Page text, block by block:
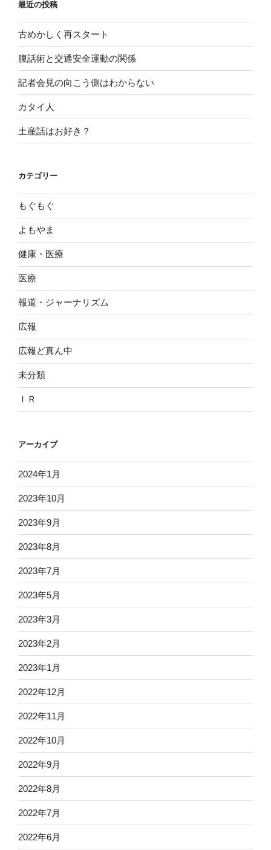
最近の投稿
古めかしく再スタート
腹話術と交通安全運動の関係
記者会見の向こう側はわからない
カタイ人
土産話はお好き？
カテゴリー
もぐもぐ
よもやま
健康・医療
医療
報道・ジャーナリズム
広報
広報ど真ん中
未分類
ＩＲ
アーカイブ
2024年1月
2023年10月
2023年9月
2023年8月
2023年7月
2023年5月
2023年3月
2023年2月
2023年1月
2022年12月
2022年11月
2022年10月
2022年9月
2022年8月
2022年7月
2022年6月